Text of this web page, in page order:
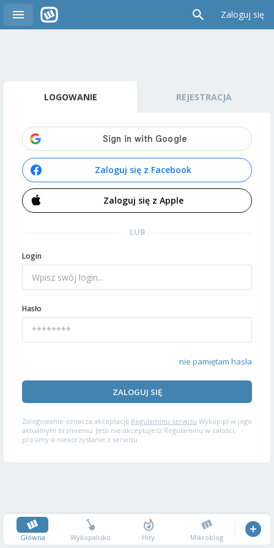
Zaloguj się
LOGOWANIE REJESTRACJA
Zaloguj się z Facebook
Zaloguj się z Apple
LUB
Login
Hasło
nie pamiętam hasła
ZALOGUJ SIĘ
Zalogowanie oznacza akceptację Regulaminu serwisu Wykop.pl w jego
aktualnym brzmieniu. Jeśli nie akceptujesz Regulaminu w całości,
prosimy o niekorzystanie z serwisu.
Główna Wykopalisko Hity Mikroblog